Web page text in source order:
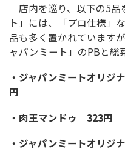
店内を巡り、以下の5品
ト」には、「プロ仕様」
品も多く置かれています
ャパンミート」のPBと総
・ジャパンミートオリ
円
・肉王マンドゥ 323円
・ジャパンミートオリ